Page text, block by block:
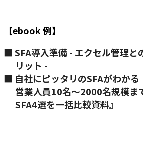
【ebook 例】
■ SFA導入準備 - エクセル管理と
リット -
■ 自社にピッタリのSFAがわかる
営業人員10名〜2000名規模ま
SFA4選を一括比較資料』